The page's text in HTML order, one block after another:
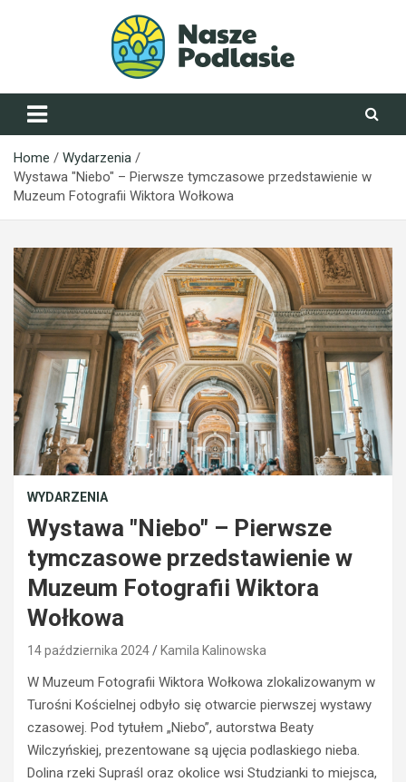
NaszePodlasie.pl
Home
Wydarzenia
Wystawa "Niebo" – Pierwsze tymczasowe przedstawienie w
Muzeum Fotografii Wiktora Wołkowa
WYDARZENIA
Wystawa "Niebo" – Pierwsze
tymczasowe przedstawienie w
Muzeum Fotografii Wiktora
Wołkowa
14 października 2024 Kamila Kalinowska
W Muzeum Fotografii Wiktora Wołkowa zlokalizowanym w
Turośni Kościelnej odbyło się otwarcie pierwszej wystawy
czasowej. Pod tytułem „Niebo”, autorstwa Beaty
Wilczyńskiej, prezentowane są ujęcia podlaskiego nieba.
Dolina rzeki Supraśl oraz okolice wsi Studzianki to miejsca,
BEZPIECZEŃSTWO
POLICJA
WYPADKI
M
POLICJA
WYPADKI
ZATRZYMANIA